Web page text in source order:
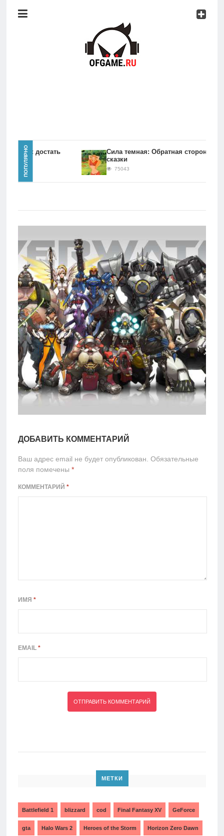
Консоли
Главная
Мобильное
Культовые
игры
ПОПУЛЯРНО
Как достать
Сила темная: Обратная сторона
сказки
75043
ДОБАВИТЬ КОММЕНТАРИЙ
Ваш адрес email не будет опубликован. Обязательные
поля помечены *
КОММЕНТАРИЙ *
ИМЯ *
EMAIL *
МЕТКИ
Battlefield 1 blizzard cod Final Fantasy XV GeForce
gta Halo Wars 2 Heroes of the Storm Horizon Zero Dawn